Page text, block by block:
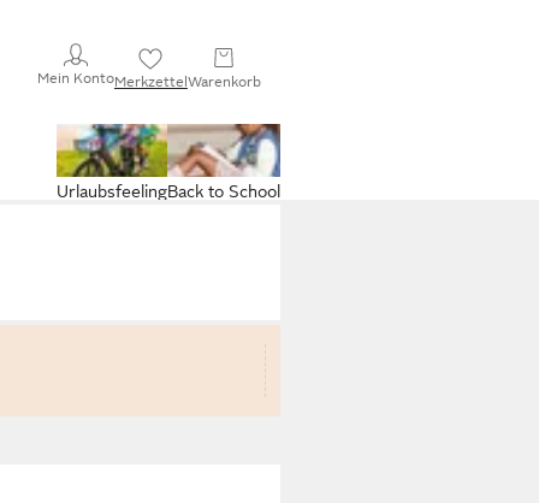
Mein KontoMerkzettelWarenkorb
Back to School
Urlaubsfeeling